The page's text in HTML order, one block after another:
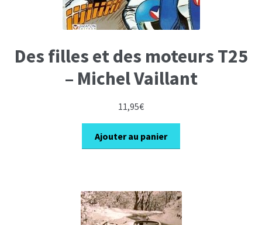
Des filles et des moteurs T25
– Michel Vaillant
11,95€
Ajouter au panier